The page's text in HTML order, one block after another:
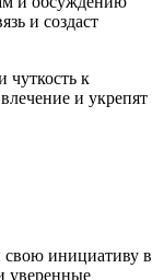
и создаст
чуткость к
и укрепят
инициативу в
уверенные